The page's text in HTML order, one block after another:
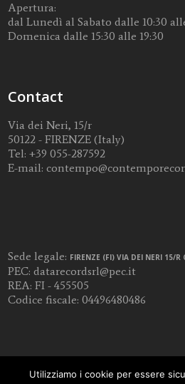
Apertura:
dal Lunedì al Sabato dalle 10:30
Domenica dalle 15:30 alle 19:30
Contact
Via dei Neri, 15/r
50122 - FIRENZE (Italy)
Tel:+39 055-287592
E-mail:
Sede legale: FIRENZE (FI) VIA DEI NERI 15/
PEC:datarecordsrl@pec.it
REA: FI - 455505
Codice fiscale: 04496480486
Utilizziamo i cookie per essere